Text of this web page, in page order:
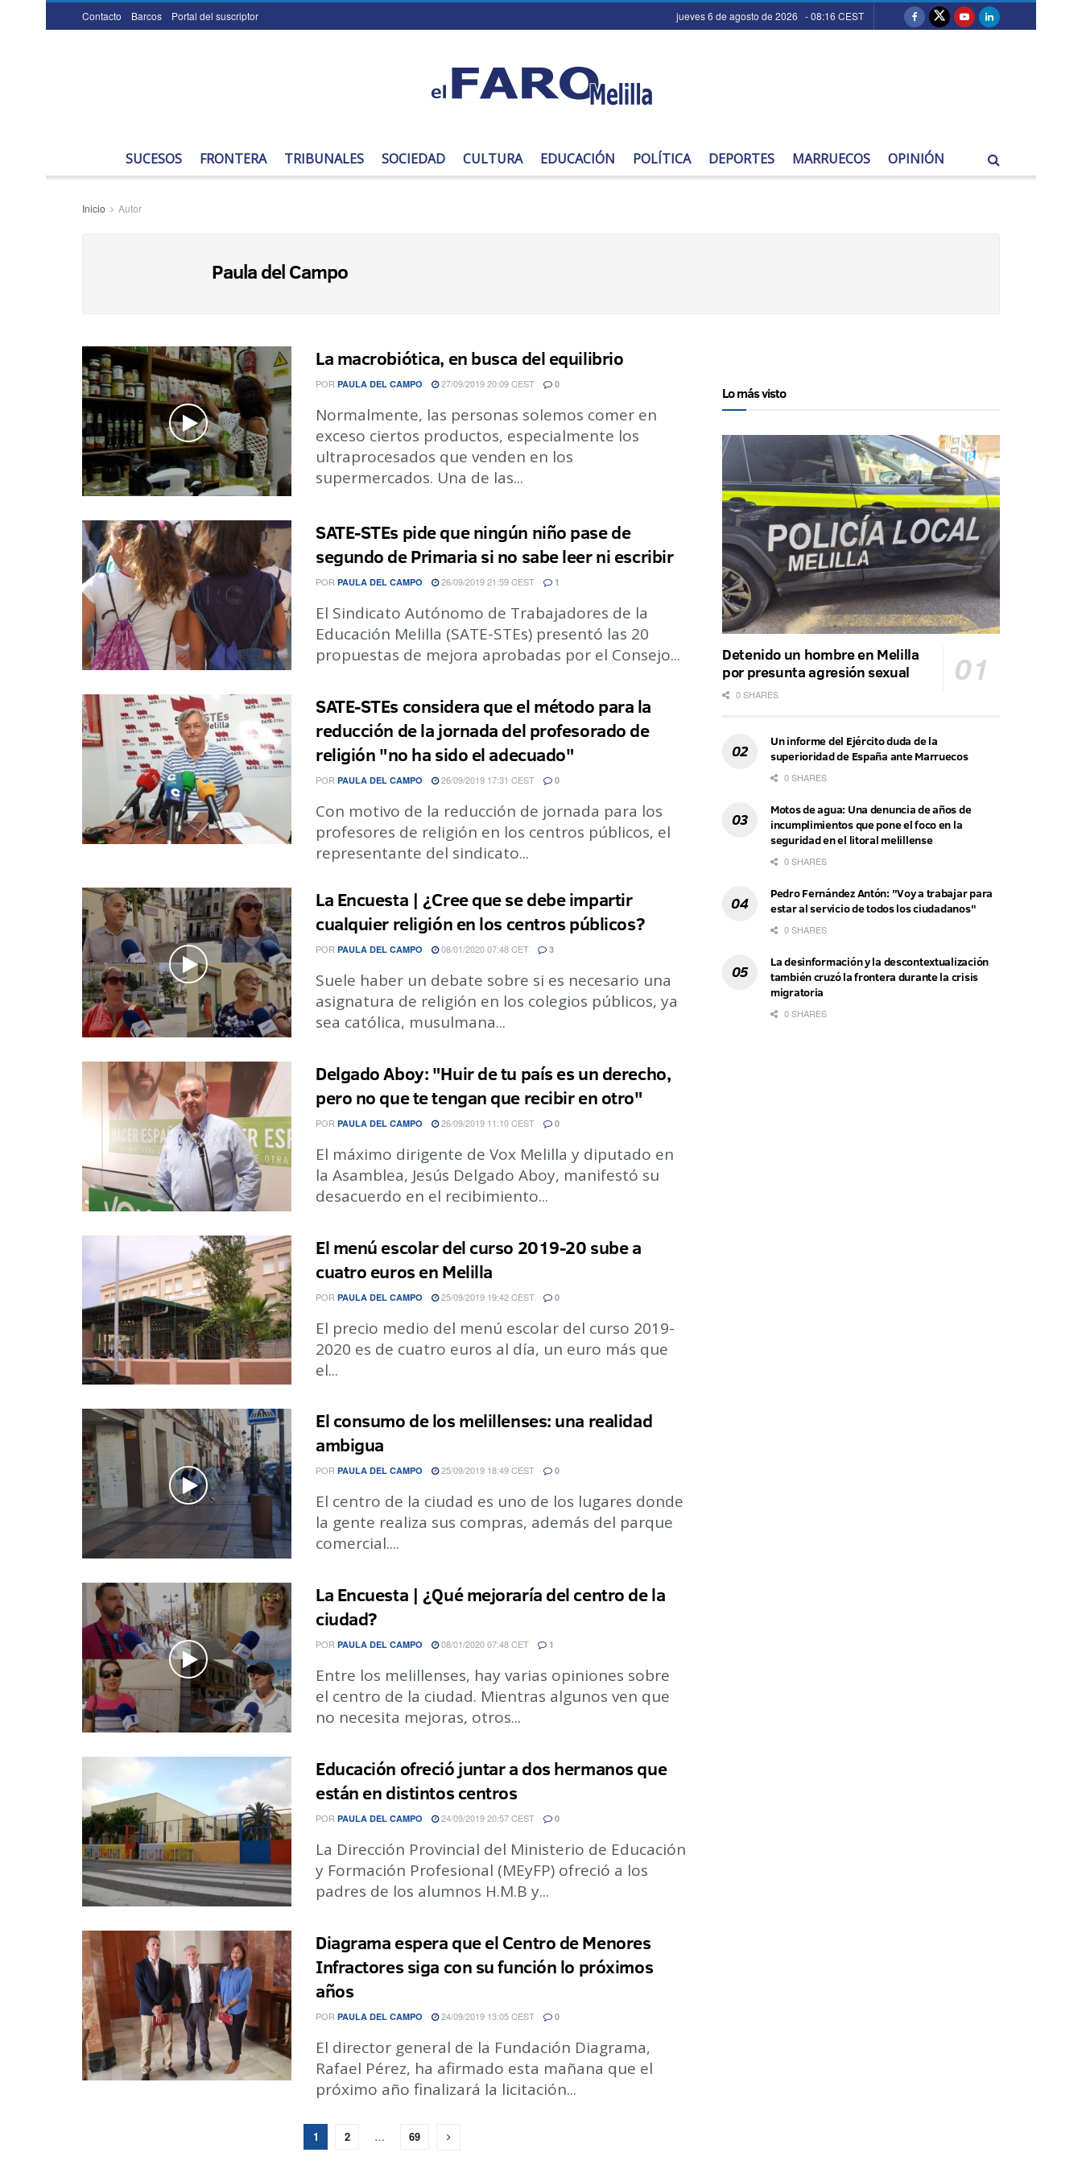
Contacto Barcos Portal del suscriptor jueves 6 de agosto de 2026 - 08:16 CEST
SUCESOS FRONTERA TRIBUNALES SOCIEDAD CULTURA EDUCACIÓN POLÍTICA DEPORTES MARRUECOS OPINIÓN
Inicio Autor
Paula del Campo
La macrobiótica, en busca del equilibrio
POR PAULA DEL CAMPO 27/09/2019 20:09 CEST 0
Normalmente, las personas solemos comer en
exceso ciertos productos, especialmente los
ultraprocesados que venden en los
supermercados. Una de las...
SATE-STEs pide que ningún niño pase de
segundo de Primaria si no sabe leer ni escribir
POR PAULA DEL CAMPO 26/09/2019 21:59 CEST 1
El Sindicato Autónomo de Trabajadores de la
Educación Melilla (SATE-STEs) presentó las 20
propuestas de mejora aprobadas por el Consejo...
SATE-STEs considera que el método para la
reducción de la jornada del profesorado de
religión "no ha sido el adecuado"
POR PAULA DEL CAMPO 26/09/2019 17:31 CEST 0
Con motivo de la reducción de jornada para los
profesores de religión en los centros públicos, el
representante del sindicato...
La Encuesta | ¿Cree que se debe impartir
cualquier religión en los centros públicos?
POR PAULA DEL CAMPO 08/01/2020 07:48 CET 3
Suele haber un debate sobre si es necesario una
asignatura de religión en los colegios públicos, ya
sea católica, musulmana...
Delgado Aboy: "Huir de tu país es un derecho,
pero no que te tengan que recibir en otro"
POR PAULA DEL CAMPO 26/09/2019 11:10 CEST 0
El máximo dirigente de Vox Melilla y diputado en
la Asamblea, Jesús Delgado Aboy, manifestó su
desacuerdo en el recibimiento...
El menú escolar del curso 2019-20 sube a
cuatro euros en Melilla
POR PAULA DEL CAMPO 25/09/2019 19:42 CEST 0
El precio medio del menú escolar del curso 2019-
2020 es de cuatro euros al día, un euro más que
el...
El consumo de los melillenses: una realidad
ambigua
POR PAULA DEL CAMPO 25/09/2019 18:49 CEST 0
El centro de la ciudad es uno de los lugares donde
la gente realiza sus compras, además del parque
comercial....
La Encuesta | ¿Qué mejoraría del centro de la
ciudad?
POR PAULA DEL CAMPO 08/01/2020 07:48 CET 1
Entre los melillenses, hay varias opiniones sobre
el centro de la ciudad. Mientras algunos ven que
no necesita mejoras, otros...
Educación ofreció juntar a dos hermanos que
están en distintos centros
POR PAULA DEL CAMPO 24/09/2019 20:57 CEST 0
La Dirección Provincial del Ministerio de Educación
y Formación Profesional (MEyFP) ofreció a los
padres de los alumnos H.M.B y...
Diagrama espera que el Centro de Menores
Infractores siga con su función lo próximos
años
POR PAULA DEL CAMPO 24/09/2019 13:05 CEST 0
El director general de la Fundación Diagrama,
Rafael Pérez, ha afirmado esta mañana que el
próximo año finalizará la licitación...
1 2 … 69
Lo más visto
Detenido un hombre en Melilla
por presunta agresión sexual
0 SHARES
Un informe del Ejército duda de la
superioridad de España ante Marruecos
0 SHARES
Motos de agua: Una denuncia de años de
incumplimientos que pone el foco en la
seguridad en el litoral melillense
0 SHARES
Pedro Fernández Antón: "Voy a trabajar para
estar al servicio de todos los ciudadanos"
0 SHARES
La desinformación y la descontextualización
también cruzó la frontera durante la crisis
migratoria
0 SHARES